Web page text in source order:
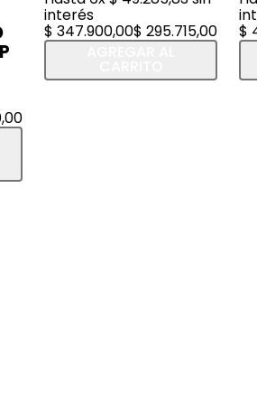
,00
interés
$ 347.900,00$ 295.715,00
$